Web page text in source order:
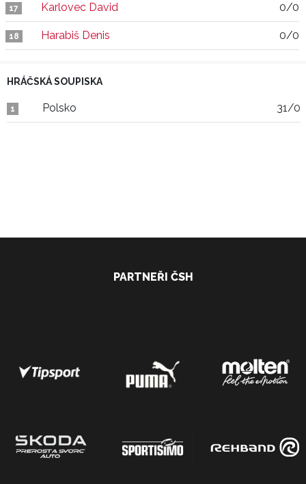
17 Karlovec David 0/0
18 Harabiš Denis 0/0
HRÁČSKÁ SOUPISKA
1 Polsko 31/0
PARTNEŘI ČSH